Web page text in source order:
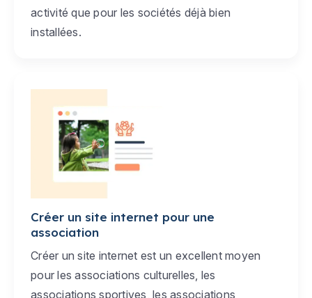
activité que pour les sociétés déjà bien
installées.
Créer un site internet pour une
association
Créer un site internet est un excellent moyen
pour les associations culturelles, les
associations sportives, les associations